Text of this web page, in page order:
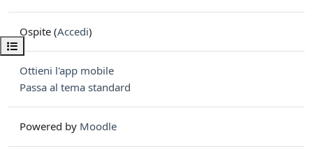
Apri indice del corso
Ospite (Accedi)
Ottieni l'app mobile
Passa al tema standard
Powered by Moodle